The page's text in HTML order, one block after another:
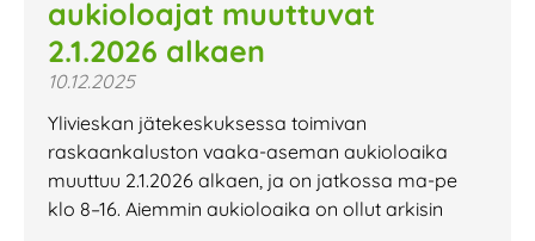
aukioloajat muuttuvat
2.1.2026 alkaen
10.12.2025
Ylivieskan jätekeskuksessa toimivan
raskaankaluston vaaka-aseman aukioloaika
muuttuu 2.1.2026 alkaen, ja on jatkossa ma-pe
klo 8–16. Aiemmin aukioloaika on ollut arkisin